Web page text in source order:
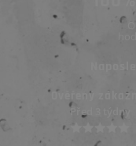
Ověřený
Před 3 týdny